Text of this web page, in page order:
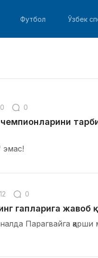
Футбол Ўзбек
0
чемпионларини
эмас!
0
гапларига жавоб
Парагвайга